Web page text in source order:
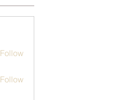
Follow
Follow